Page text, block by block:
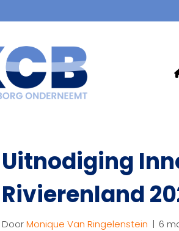
Uitnodiging
Rivierenland
DoorMonique Van Ringelenstein | 6